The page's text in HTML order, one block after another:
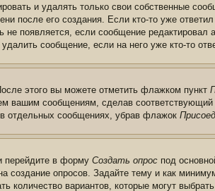
и удалять только свои собственные
после его создания. Если кто-то уже
появляется, если сообщение
сообщение, если на него уже кто-то
этого вы можете отметить флажком пункт
вашим сообщениям, сделав
отдельных сообщениях, убрав флажок
перейдите в форму Создать опрос под
опросов. Задайте тему и как
количество вариантов, которые могут